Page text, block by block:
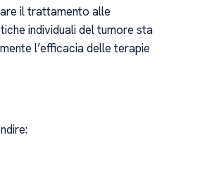
il trattamento alle
individuali del tumore sta
l’efficacia delle terapie